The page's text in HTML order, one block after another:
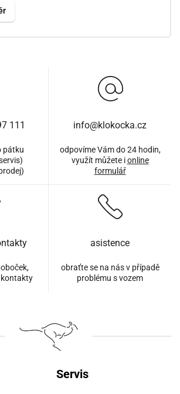
111
pátku
info@klokocka.cz
odpovíme Vám do 24 hodin,
využít můžete ionline
formulář
asistence
obraťte se na nás v případě
problému s vozem
Servis